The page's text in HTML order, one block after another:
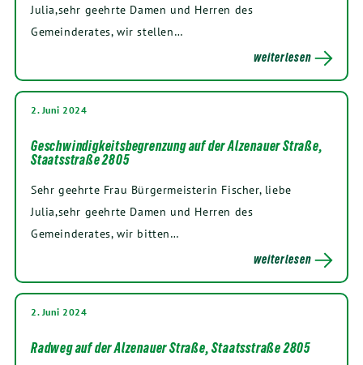
Julia,sehr geehrte Damen und Herren des
Gemeinderates, wir stellen…
weiterlesen
2. Juni 2024
Geschwindigkeitsbegrenzung auf der Alzenauer Straße,
Staatsstraße 2805
Sehr geehrte Frau Bürgermeisterin Fischer, liebe
Julia,sehr geehrte Damen und Herren des
Gemeinderates, wir bitten…
weiterlesen
2. Juni 2024
Radweg auf der Alzenauer Straße, Staatsstraße 2805